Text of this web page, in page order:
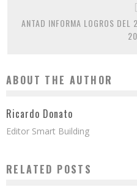
ANTAD INFORMA LOGROS DEL
ABOUT THE AUTHOR
Ricardo Donato
Editor Smart Building
RELATED POSTS